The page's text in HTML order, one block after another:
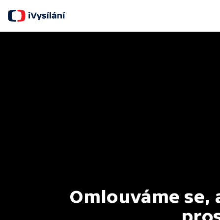
Omlouváme se,